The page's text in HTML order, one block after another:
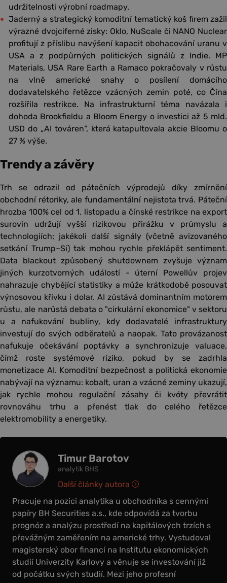
udržitelnosti výrobní roadmapy.
Jaderný a strategický komoditní tematický koš firem zažil
výrazné dvojciferné zisky: Oklo, NuScale či NANO Nuclear
profitují z příslibu navýšení kapacit obohacování uranu v
USA a z podpůrných politických signálů z Indie. MP
Materials, USA Rare Earth a Ramaco pokračovaly v růstu
na vlně americké snahy o posílení domácího
dodavatelského řetězce vzácných zemin poté, co Čína
rozšířila restrikce. Na infrastrukturní téma navázala i
dohoda Brookfieldu a Bloom Energy o investici až 5 mld.
USD do „AI továren“, která katapultovala akcie Bloomu o
27 % výše.
Trendy a závěry
Trh se odrazil od pátečních výprodejů díky zmírnění
obchodní rétoriky, ale fundamentální nejistota trvá. Páteční
hrozba 100% cel od 1. listopadu a čínské restrikce na export
surovin udržují vyšší rizikovou přirážku v průmyslu a
technologiích; jakékoli další signály (včetně avizovaného
setkání Trump–Si) tak mohou rychle překlápět sentiment.
Data blackout způsobený shutdownem zvyšuje význam
jiných kurzotvorných událostí - úterní Powellův projev
nahrazuje chybějící statistiky a může krátkodobě posouvat
výnosovou křivku i dolar. AI zůstává dominantním motorem
růstu, ale narůstá debata o "cirkulární ekonomice" v sektoru
u a nafukování bubliny, kdy dodavatelé infrastruktury
investují do svých odběratelů a naopak. Tato provázanost
nafukuje očekávání poptávky a synchronizuje valuace,
čímž roste systémové riziko, pokud by se zadrhla
monetizace AI. Komoditní bezpečnost a politická ekonomie
nabývají na významu: kobalt, uran a vzácné zeminy ukazují,
jak rychle mohou regulační zásahy či kvóty převrátit
rovnováhu trhu a přenést tlak do celého řetězce
elektromobility a energetiky.
Timur Barotov
analytik BHS
Pracuje na pozici analytika u obchodníka s cennými
papíry BH Securities a.s., kde odpovídá za tvorbu
prognóz a analýzu prostředí na kapitálových trzích s
převážným zaměřením na americké trhy. Vystudoval
magisterský obor financí na Institutu ekonomických
studií Univerzity Karlovy a věnuje se investování již
od počátku svých studií. Mezi jeho profesní
Další články autora